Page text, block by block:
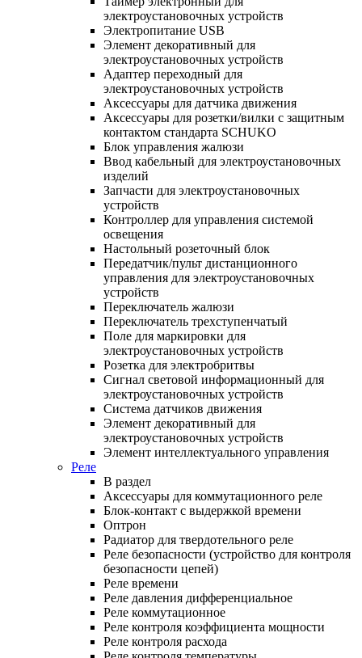
электроустановочных устройств
Электропитание USB
Элемент декоративный для
электроустановочных устройств
Адаптер переходный для
электроустановочных устройств
Аксессуары для датчика движения
Аксессуары для розетки/вилки с защитным
контактом стандарта SCHUKO
Блок управления жалюзи
Ввод кабельный для электроустановочных
изделий
Запчасти для электроустановочных
устройств
Контроллер для управления системой
освещения
Настольный розеточный блок
Передатчик/пульт дистанционного
управления для электроустановочных
устройств
Переключатель жалюзи
Переключатель трехступенчатый
Поле для маркировки для
электроустановочных устройств
Розетка для электробритвы
Сигнал световой информационный для
электроустановочных устройств
Система датчиков движения
Элемент декоративный для
электроустановочных устройств
Элемент интеллектуального управления
Реле
В раздел
Аксессуары для коммутационного реле
Блок-контакт с выдержкой времени
Оптрон
Радиатор для твердотельного реле
Реле безопасности (устройство для контроля
безопасности цепей)
Реле времени
Реле давления дифференциальное
Реле коммутационное
Реле контроля коэффициента мощности
Реле контроля расхода